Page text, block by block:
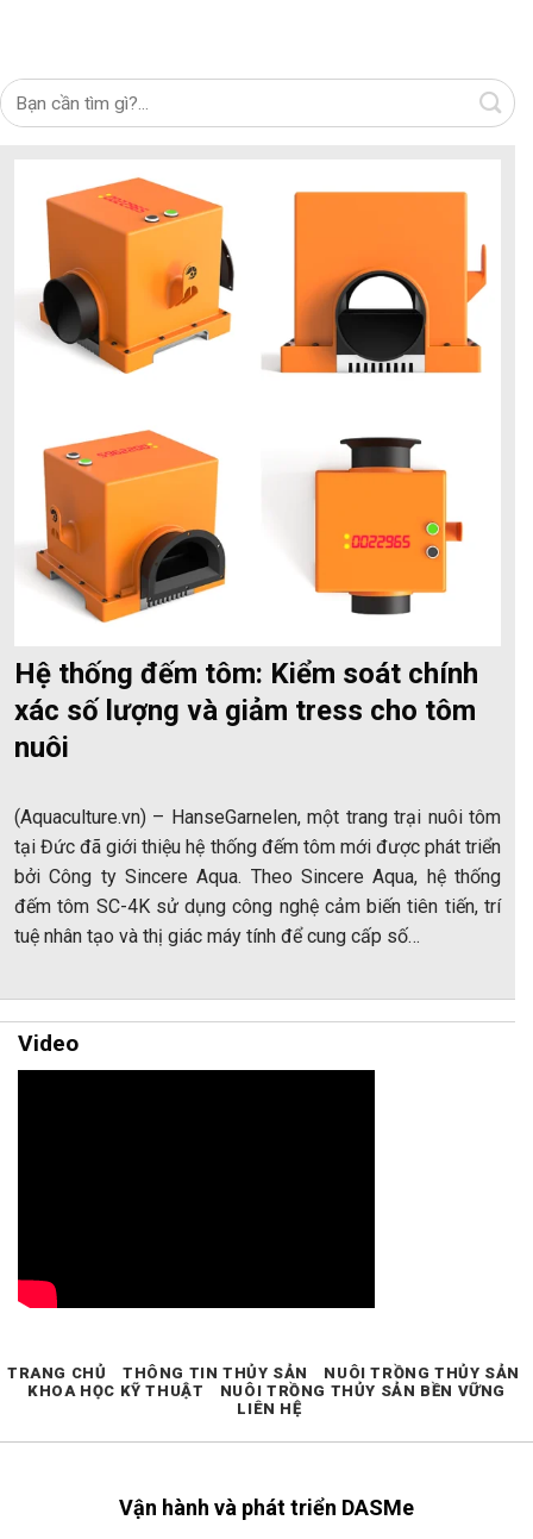
Hệ thống đếm tôm: Kiểm soát chính
xác số lượng và giảm tress cho tôm
nuôi
(Aquaculture.vn) – HanseGarnelen, một trang trại nuôi tôm
tại Đức đã giới thiệu hệ thống đếm tôm mới được phát triển
bởi Công ty Sincere Aqua. Theo Sincere Aqua, hệ thống
đếm tôm SC-4K sử dụng công nghệ cảm biến tiên tiến, trí
tuệ nhân tạo và thị giác máy tính để cung cấp số…
Video
Vận hành và phát triển DASMe
TRANG CHỦ THÔNG TIN THỦY SẢN
NUÔI TRỒNG THỦY SẢN
KHOA HỌC KỸ THUẬT
NUÔI TRỒNG THỦY SẢN BỀN VỮNG
LIÊN HỆ